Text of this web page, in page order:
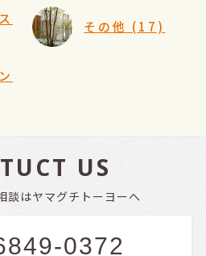
その他 (17)
US
談はヤマグチトーヨーへ
0372